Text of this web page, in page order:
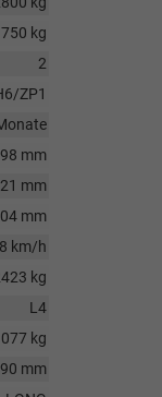
750 kg
2
ZP1
mm
mm
mm
km/h
kg
L4
kg
mm